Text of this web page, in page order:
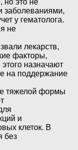
заболеваниями,
у гематолога.
не
лекарств,
факторы,
назначают
на поддержание
тяжелой формы
и
клеток. В
без